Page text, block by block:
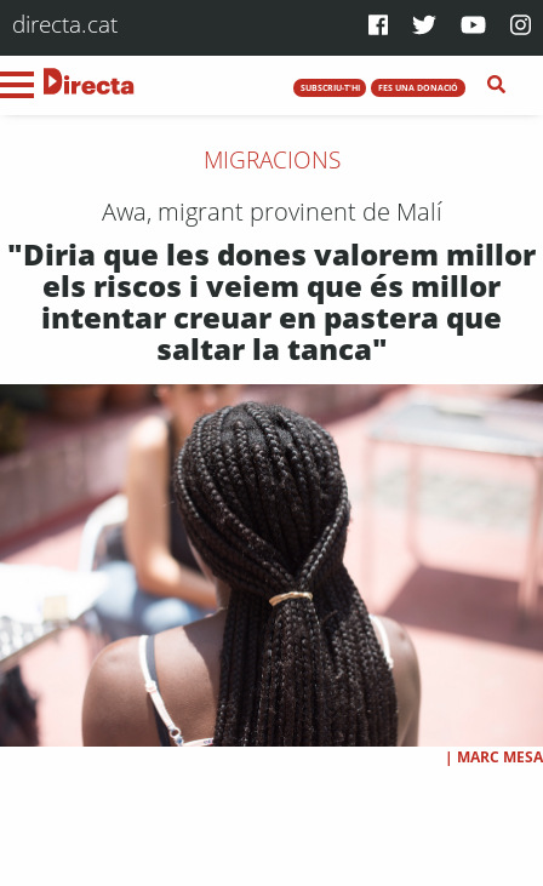
directa.cat
SUBSCRIU-T'HI FES UNA DONACIÓ
MIGRACIONS
Awa, migrant provinent de Malí
"Diria que les dones valorem millor
els riscos i veiem que és millor
intentar creuar en pastera que
saltar la tanca"
| MARC MESA